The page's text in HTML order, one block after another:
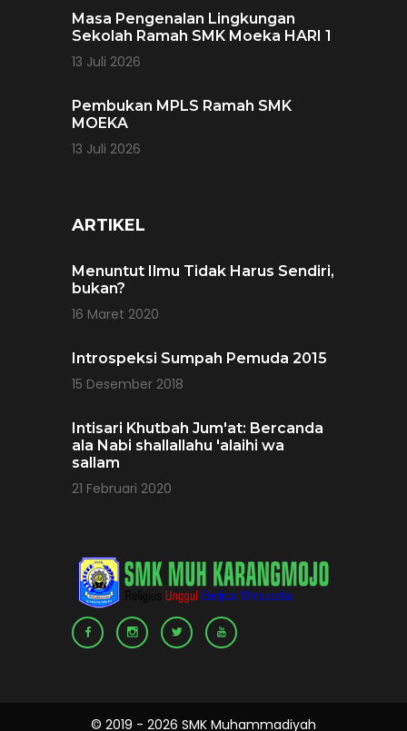
Masa Pengenalan Lingkungan
Sekolah Ramah SMK Moeka HARI 1
13 Juli 2026
Pembukan MPLS Ramah SMK
MOEKA
13 Juli 2026
ARTIKEL
Menuntut Ilmu Tidak Harus Sendiri,
bukan?
16 Maret 2020
Introspeksi Sumpah Pemuda 2015
15 Desember 2018
Intisari Khutbah Jum'at: Bercanda
ala Nabi shallallahu 'alaihi wa
sallam
21 Februari 2020
© 2019 - 2026 SMK Muhammadiyah